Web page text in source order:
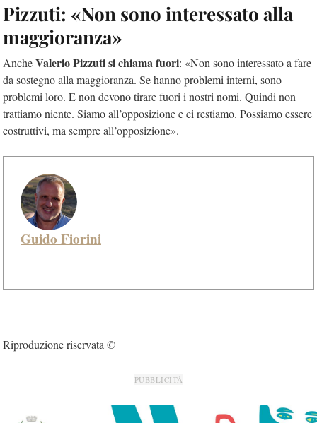
Pizzuti: «Non sono interessato alla
maggioranza»
AncheValerio Pizzuti si chiama fuori: «Non sono interessato a fare
da sostegno alla maggioranza. Se hanno problemi interni, sono
problemi loro. E non devono tirare fuori i nostri nomi. Quindi non
trattiamo niente. Siamo all’opposizione e ci restiamo. Possiamo essere
costruttivi, ma sempre all’opposizione».
Guido Fiorini
Riproduzione riservata ©
PUBBLICITÀ